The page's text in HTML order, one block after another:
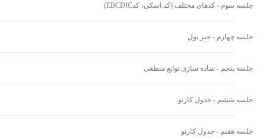
جلسه سوم - کدهای مختلف (کد اسکی، کدEBCDIC)
جلسه چهارم - جبر بول
جلسه پنجم - ساده سازی توابع منطقی
جلسه ششم - جدول کارنو
جلسه هفتم - جدول کارنو